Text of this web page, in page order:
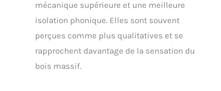
mécanique supérieure et une meilleure
isolation phonique. Elles sont souvent
perçues comme plus qualitatives et se
rapprochent davantage de la sensation du
bois massif.